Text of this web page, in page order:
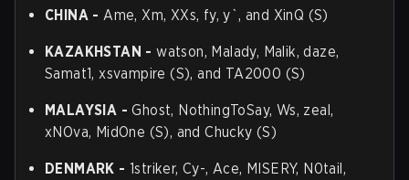
CHINA - Ame, Xm, XXs, fy, y`, and XinQ (S)
KAZAKHSTAN -watson, Malady, Malik, daze,
Samat1, xsvampire (S), and TA2000 (S)
MALAYSIA -Ghost, NothingToSay, Ws, zeal,
xNOva, MidOne (S), and Chucky (S)
DENMARK - 1striker, Cy-, Ace, MISERY, N0tail,